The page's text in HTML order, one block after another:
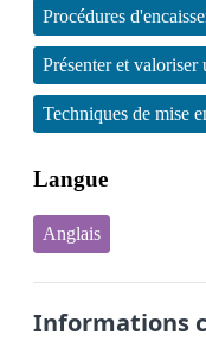
Procédures
Présenter et
Techniques de mise
Langue
Anglais
Informations